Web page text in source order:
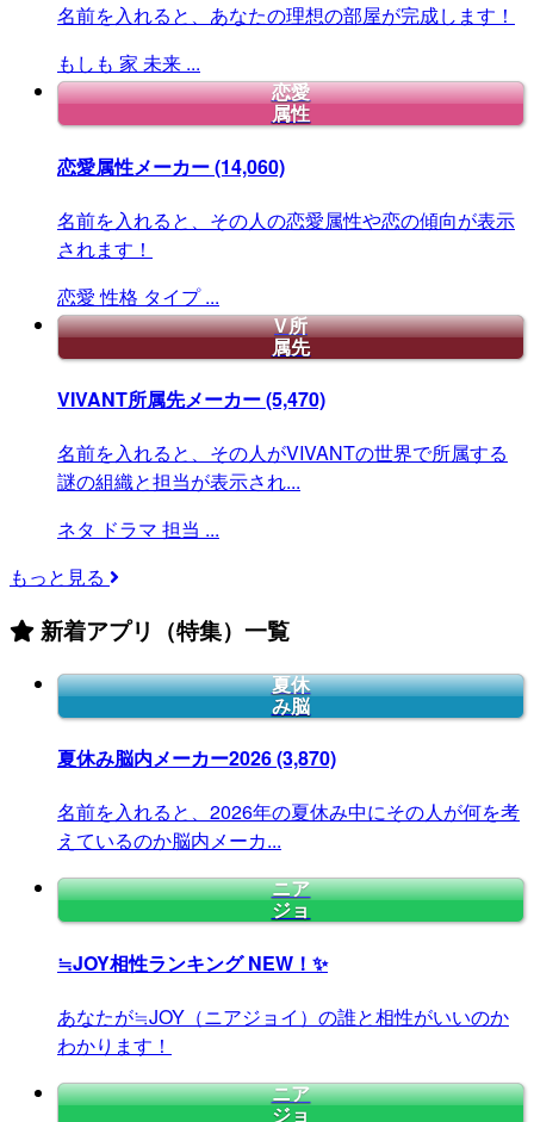
名前を入れると、あなたの理想の部屋が完成します！
もしも 家 未来 ...
恋愛
属性
恋愛属性メーカー(14,060)
名前を入れると、その人の恋愛属性や恋の傾向が表示
されます！
恋愛 性格 タイプ ...
V所
属先
VIVANT所属先メーカー(5,470)
名前を入れると、その人がVIVANTの世界で所属する
謎の組織と担当が表示され...
ネタ ドラマ 担当 ...
もっと見る
新着アプリ（特集）一覧
夏休
み脳
夏休み脳内メーカー2026(3,870)
名前を入れると、2026年の夏休み中にその人が何を考
えているのか脳内メーカ...
ニア
ジョ
≒JOY相性ランキングNEW！✨
あなたが≒JOY（ニアジョイ）の誰と相性がいいのか
わかります！
ニア
ジョ